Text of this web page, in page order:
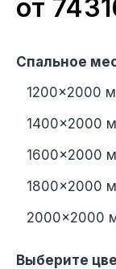
от
Спальное
1200×2000
1400×2000
1600×2000
1800×2000
2000×2000
Выберите